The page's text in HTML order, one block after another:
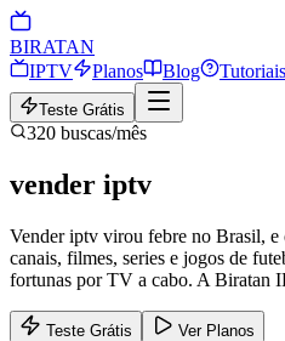
BIRATAN
IPTV
Planos Blog Tutoriais
Teste Grátis
320 buscas/mês
vender iptv
Vender iptv virou febre no Brasil, e
canais, filmes, series e jogos de
fortunas por TV a cabo. A Biratan
Teste Grátis Ver Planos